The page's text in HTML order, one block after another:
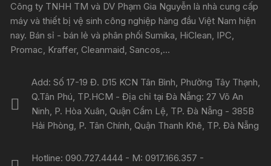
Công ty TNHH TM và DV Phạm Gia Nguyễn là nhà cung cấp
máy và thiết bị vệ sinh công nghiệp hàng đầu Việt Nam hiện
nay. Bán sỉ - bán lẻ và phân phối Sumika, HiClean, IPC,
Promac, Kraffer, Cleanmaid, Sancos,...
Add: Số 17-19 Đ. D15 KCN Tân Bình, Phường Tây Thạnh,
Q.Tân Phú, TP.HCM - Địa chỉ tại Đà Nẵng: 27 Võ An
Ninh, P. Hòa Xuân, Quận Cẩm Lệ, TP. Đà Nẵng - 385B
Hải Phòng, P. Tân Chính, Quận Thanh Khê, TP. Đà Nẵng
Hotline: 090.727.4444 - M: 0917.166.357 -